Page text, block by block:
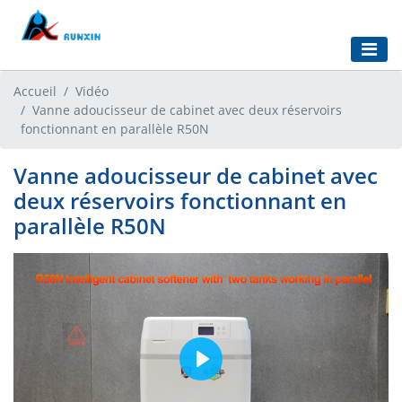
Accueil
Vidéo
Vanne adoucisseur de cabinet avec deux réservoirs
fonctionnant en parallèle R50N
Vanne adoucisseur de cabinet avec
deux réservoirs fonctionnant en
parallèle R50N
Play